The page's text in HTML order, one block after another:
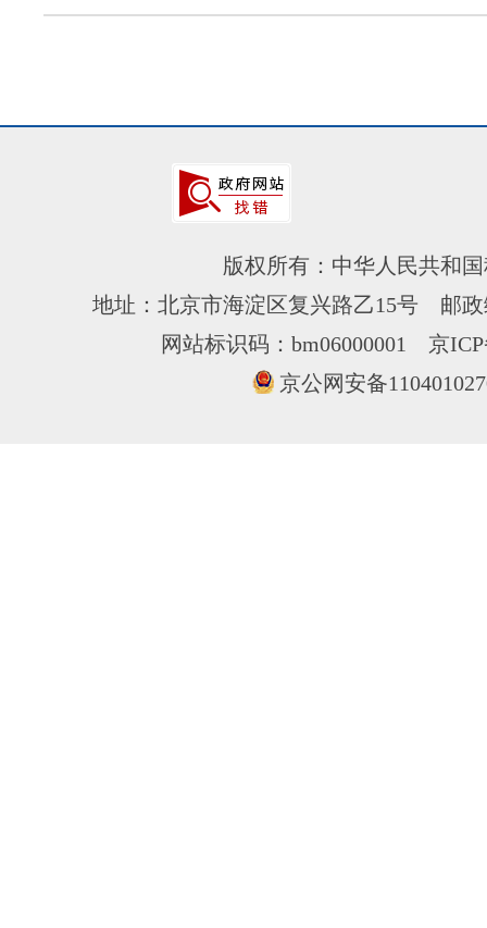
版权所有：中华人民共和
地址：北京市海淀区复兴路乙15号 邮
网站标识码：bm06000001 京
京公网安备